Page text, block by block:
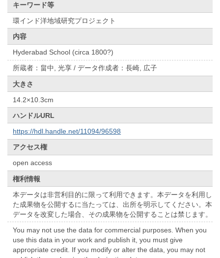
キーワード等
環インド洋地域研究プロジェクト
内容
Hyderabad School (circa 1800?)
所蔵者：畠中, 光享 / データ作成者：長崎, 広子
大きさ
14.2×10.3cm
ハンドルURL
https://hdl.handle.net/11094/96598
アクセス権
open access
権利情報
本データは非営利目的に限って利用できます。本データを利用し
た成果物を公開するに当たっては、出所を明示してください。本
データを改変した場合、その成果物を公開することは禁じます。
You may not use the data for commercial purposes. When you
use this data in your work and publish it, you must give
appropriate credit. If you modify or alter the data, you may not